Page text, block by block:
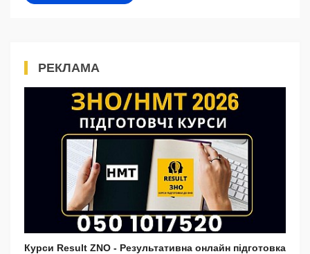
РЕКЛАМА
Курси Result ZNO - Результативна онлайн підготовка